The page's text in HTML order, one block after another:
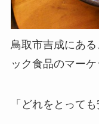
鳥取市吉成にあ
ック食品のマーケ
「どれをとって